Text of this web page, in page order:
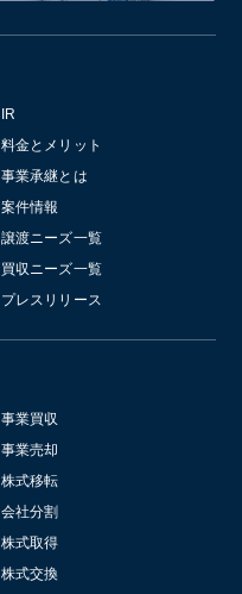
IR
料金とメリット
事業承継とは
案件情報
譲渡ニーズ一覧
買収ニーズ一覧
プレスリリース
事業買収
事業売却
株式移転
会社分割
株式取得
株式交換